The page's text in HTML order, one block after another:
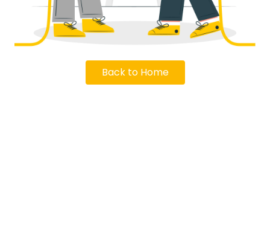
Back to Home